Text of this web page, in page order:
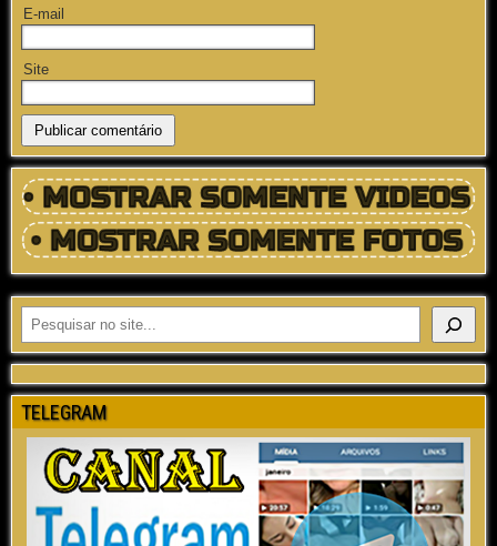
E-mail
Site
TELEGRAM